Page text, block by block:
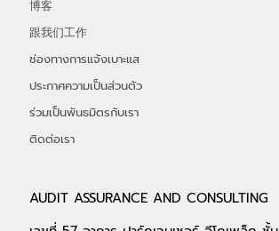
AUDIT ASSURANCE AND CONSULTING
博客
跟我们工作
ช่องทางการแจ้งเบาะแส
ประกาศความเป็นส่วนตัว
ร่วมเป็นพันธมิตรกับเรา
ติดต่อเรา